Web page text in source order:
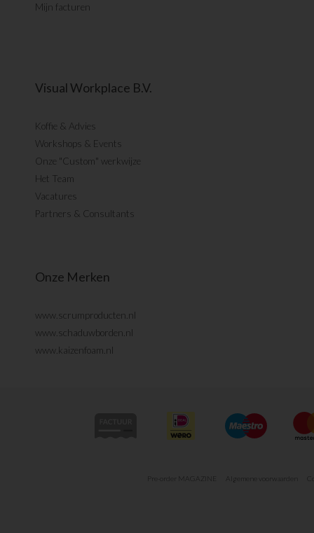
Mijn facturen
Visual Workplace B.V.
Koffie & Advies
Workshops & Events
Onze "Custom" werkwijze
Het Team
Vacatures
Partners & Consultants
Onze Merken
www.scrumproducten.nl
www.schaduwborden.nl
www.kaizenfoam.nl
Pre-order MAGAZINE Algemene voorwaarden